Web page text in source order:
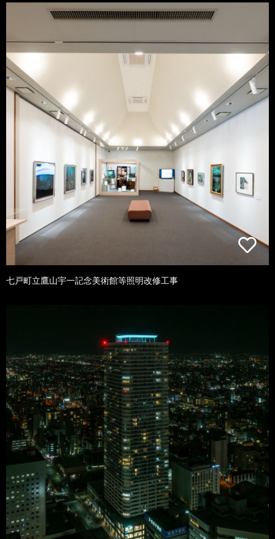
七戸町立鷹山宇一記念美術館等照明改修工事